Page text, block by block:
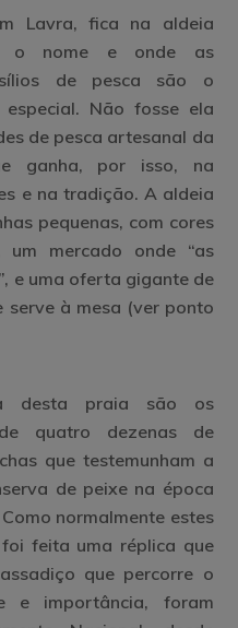
Lavra, fica na aldeia
o nome e onde as
de pesca são o
Não fosse ela
de pesca artesanal da
ganha, por isso, na
e na tradição. A aldeia
pequenas, com cores
mercado onde “as
e uma oferta gigante de
serve à mesa (ver ponto
desta praia são os
quatro dezenas de
que testemunham a
de peixe na época
normalmente estes
feita uma réplica que
que percorre o
e importância, foram